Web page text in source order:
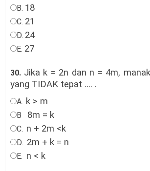
B. 18
C. 21
D. 24
E. 27
30. Jika k = 2n dan n = 4m,
yang TIDAK tepat …. .
A. k > m
B 8m = k
C. n + 2m <k
D. 2m + k = n
E. n < k